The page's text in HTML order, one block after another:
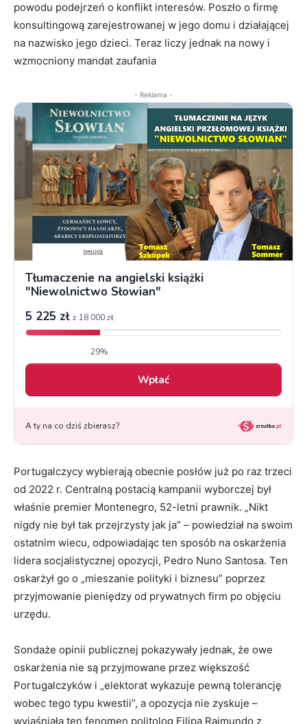
powodu podejrzeń o konflikt interesów. Poszło o firmę
konsultingową zarejestrowanej w jego domu i działającej
na nazwisko jego dzieci. Teraz liczy jednak na nowy i
wzmocniony mandat zaufania
- Reklama -
Portugalczycy wybierają obecnie posłów już po raz trzeci
od 2022 r. Centralną postacią kampanii wyborczej był
właśnie premier Montenegro, 52-letni prawnik. „Nikt
nigdy nie był tak przejrzysty jak ja” – powiedział na swoim
ostatnim wiecu, odpowiadając ten sposób na oskarżenia
lidera socjalistycznej opozycji, Pedro Nuno Santosa. Ten
oskarżył go o „mieszanie polityki i biznesu” poprzez
przyjmowanie pieniędzy od prywatnych firm po objęciu
urzędu.
Sondaże opinii publicznej pokazywały jednak, że owe
oskarżenia nie są przyjmowane przez większość
Portugalczyków i „elektorat wykazuje pewną tolerancję
wobec tego typu kwestii”, a opozycja nie zyskuje –
wyjaśniała ten fenomen politolog Filipa Raimundo z